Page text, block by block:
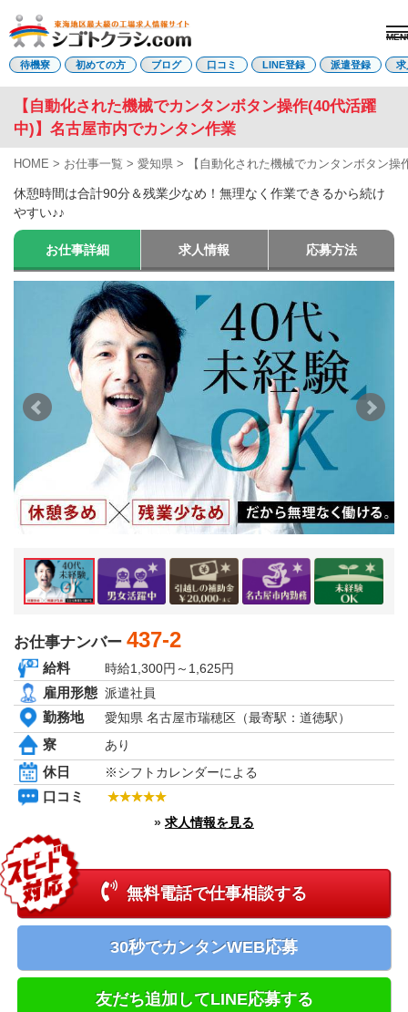
電話受付はこちら
トップページ
初めての方へ
待機寮について
求人を探す
全ての求人
東海エリア
関西エリア
滋賀県
京都府
奈良県
関東エリア
茨城県
群馬県
埼玉県
千葉県
東北エリア
青森県
岩手県
秋田県
宮城県
山形県
福島県
北海道エリア
北海道
新潟県
富山県
石川県
福井県
長野県
山梨県
島根県
待機寮 初めての方 ブログ 口コミ LINE登録 派遣登録 求
【自動化された機械でカンタンボタン操作(40代活躍
中)】名古屋市内でカンタン作業
HOME > お仕事一覧 > 愛知県 > 【自動化された機械でカンタンボタン
休憩時間は合計90分＆残業少なめ！無理なく作業できるから続け
やすい♪♪
お仕事詳細 求人情報 応募方法
お仕事ナンバー 437-2
給料 時給1,300円～1,625円
雇用形態 派遣社員
勤務地 愛知県 名古屋市瑞穂区（最寄駅：道徳駅）
寮 あり
休日 ※シフトカレンダーによる
口コミ
» 求人情報を見る
無料電話で仕事相談する
30秒でカンタンWEB応募
友だち追加してLINE応募する